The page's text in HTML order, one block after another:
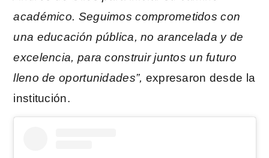
académico. Seguimos comprometidos con
una educación pública, no arancelada y de
excelencia, para construir juntos un futuro
lleno de oportunidades”, expresaron desde la
institución.